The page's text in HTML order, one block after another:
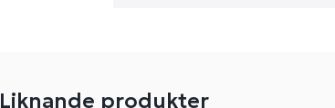
Liknande produkter